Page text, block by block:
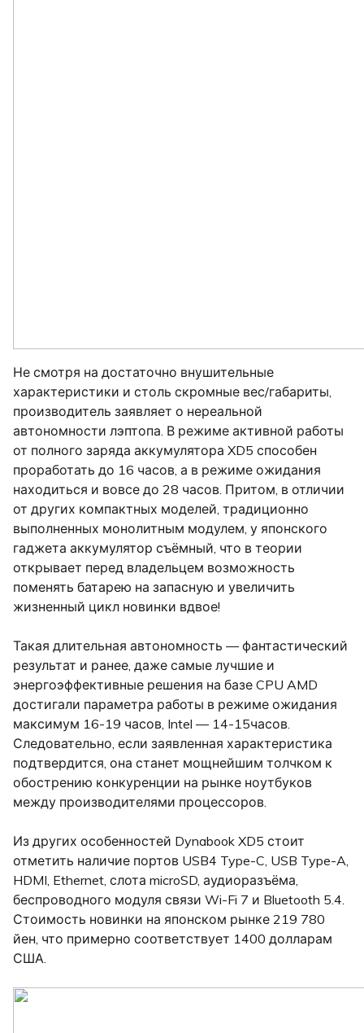
Не смотря на достаточно внушительные
характеристики и столь скромные вес/габариты,
производитель заявляет о нереальной
автономности лэптопа. В режиме активной работы
от полного заряда аккумулятора XD5 способен
проработать до 16 часов, а в режиме ожидания
находиться и вовсе до 28 часов. Притом, в отличии
от других компактных моделей, традиционно
выполненных монолитным модулем, у японского
гаджета аккумулятор съёмный, что в теории
открывает перед владельцем возможность
поменять батарею на запасную и увеличить
жизненный цикл новинки вдвое!
Такая длительная автономность — фантастический
результат и ранее, даже самые лучшие и
энергоэффективные решения на базе CPU AMD
достигали параметра работы в режиме ожидания
максимум 16-19 часов, Intel — 14-15часов.
Следовательно, если заявленная характеристика
подтвердится, она станет мощнейшим толчком к
обострению конкуренции на рынке ноутбуков
между производителями процессоров.
Из других особенностей Dynabook XD5 стоит
отметить наличие портов USB4 Type-C, USB Type-A,
HDMI, Ethernet, слота microSD, аудиоразъёма,
беспроводного модуля связи Wi-Fi 7 и Bluetooth 5.4.
Стоимость новинки на японском рынке 219 780
йен, что примерно соответствует 1400 долларам
США.